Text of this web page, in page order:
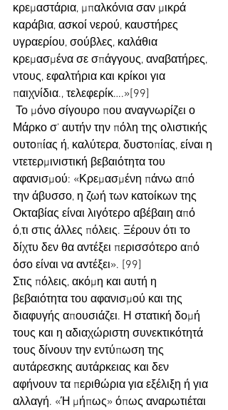
κρεμαστάρια, μπαλκόνια σαν μικρά
καράβια, ασκοί νερού, καυστήρες
υγραερίου, σούβλες, καλάθια
κρεμασμένα σε σπάγγους, αναβατήρες,
ντους, εφαλτήρια και κρίκοι για
παιχνίδια., τελεφερίκ….»[99]
Μάρκο σ’ αυτήν την πόλη της ολιστικής
ουτοπίας ή, καλύτερα, δυστοπίας, είναι η
ντετερμινιστική βεβαιότητα του
αφανισμού: «Κρεμασμένη πάνω από
την άβυσσο, η ζωή των κατοίκων της
Οκταβίας είναι λιγότερο αβέβαιη από
ό,τι στις άλλες πόλεις. Ξέρουν ότι το
δίχτυ δεν θα αντέξει περισσότερο από
όσο είναι να αντέξει». [99]
Στις πόλεις, ακόμη και αυτή η
βεβαιότητα του αφανισμού και της
διαφυγής απουσιάζει. Η στατική δομή
τους και η αδιαχώριστη συνεκτικότητά
τους δίνουν την εντύπωση της
αυτάρεσκης αυτάρκειας και δεν
αφήνουν τα περιθώρια για εξέλιξη ή για
αλλαγή. «Ή μήπως» όπως αναρωτιέται